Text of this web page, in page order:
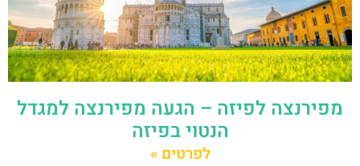
מפירנצה לפיזה – הגעה מפירנצה למגדל
הנטוי בפיזה
לפרטים »